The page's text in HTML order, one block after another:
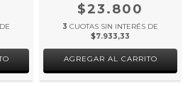
$23.800
3 CUOTAS SIN INTERÉS DE
$7.933,33
AGREGAR AL CARRITO